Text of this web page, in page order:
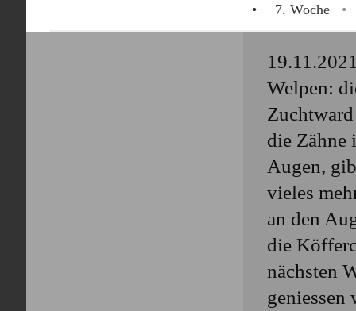
7. Woche
Welpen:
die Zähne
Augen,
vieles
an den
die
nächsten
geniessen